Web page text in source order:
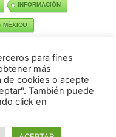
INFORMACIÓN
MÉXICO
para fines
más
de cookies o acepte
También puede
click en